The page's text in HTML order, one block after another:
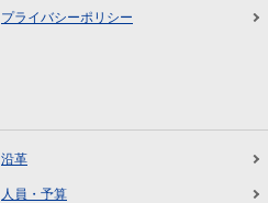
プライバシーポリシー
沿革
人員・予算